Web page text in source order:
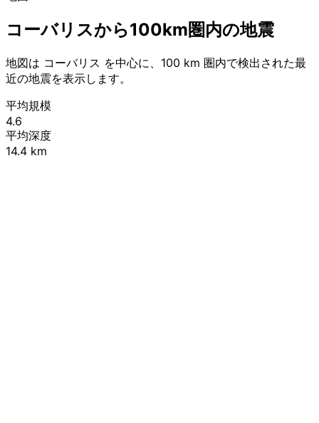
コーバリスから100km圏内の地震
地図は コーバリス を中心に、100 km 圏内で検出された最
近の地震を表示します。
平均規模
4.6
平均深度
14.4 km